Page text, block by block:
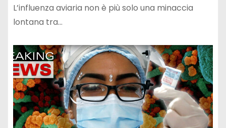
L’influenza aviaria non è più solo una minaccia
lontana tra…